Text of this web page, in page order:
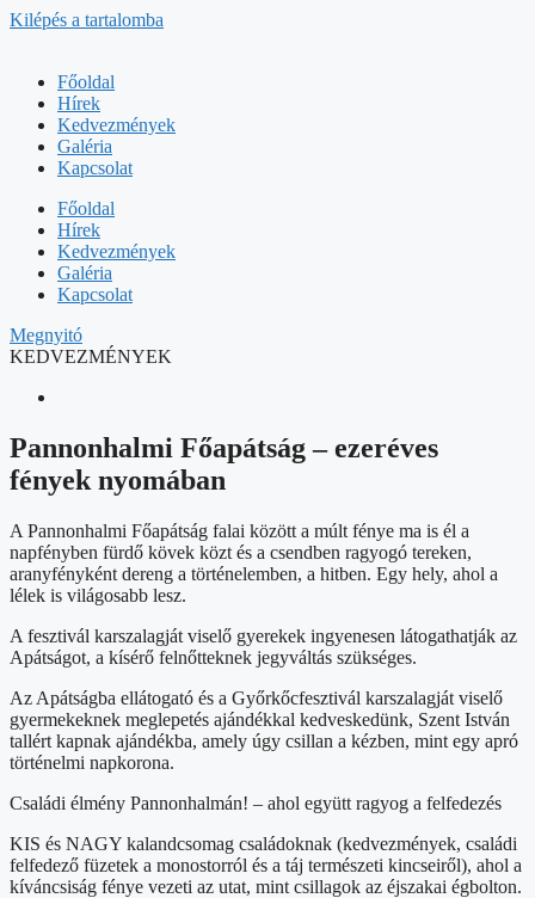
Kilépés a tartalomba
Főoldal
Hírek
Kedvezmények
Galéria
Kapcsolat
Főoldal
Hírek
Kedvezmények
Galéria
Kapcsolat
Megnyitó
KEDVEZMÉNYEK
Pannonhalmi Főapátság – ezeréves
fények nyomában
A Pannonhalmi Főapátság falai között a múlt fénye ma is él a
napfényben fürdő kövek közt és a csendben ragyogó tereken,
aranyfényként dereng a történelemben, a hitben. Egy hely, ahol a
lélek is világosabb lesz.
A fesztivál karszalagját viselő gyerekek ingyenesen látogathatják az
Apátságot, a kísérő felnőtteknek jegyváltás szükséges.
Az Apátságba ellátogató és a Győrkőcfesztivál karszalagját viselő
gyermekeknek meglepetés ajándékkal kedveskedünk, Szent István
tallért kapnak ajándékba, amely úgy csillan a kézben, mint egy apró
történelmi napkorona.
Családi élmény Pannonhalmán! – ahol együtt ragyog a felfedezés
KIS és NAGY kalandcsomag családoknak (kedvezmények, családi
felfedező füzetek a monostorról és a táj természeti kincseiről), ahol a
kíváncsiság fénye vezeti az utat, mint csillagok az éjszakai égbolton.